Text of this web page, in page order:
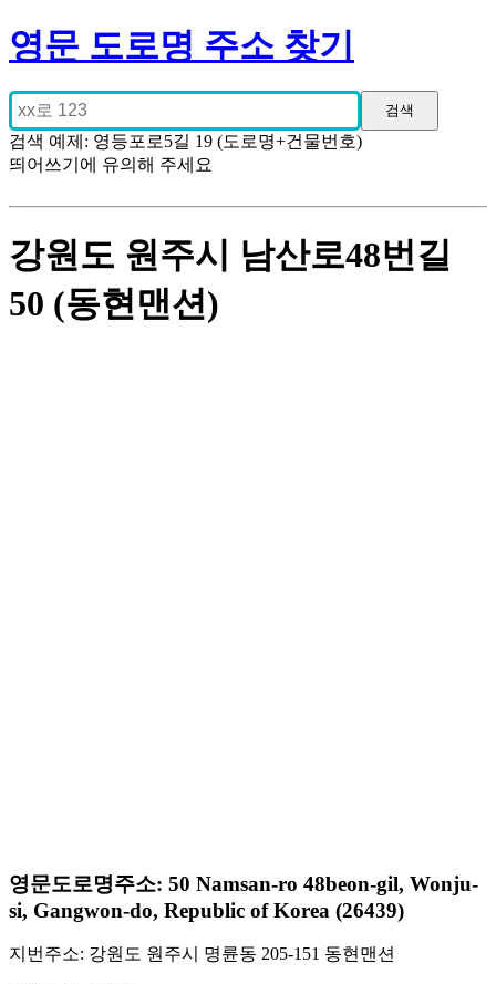
영문 도로명 주소 찾기
검색 예제: 영등포로5길 19 (도로명+건물번호)
띄어쓰기에 유의해 주세요
강원도 원주시 남산로48번길
50 (동현맨션)
영문도로명주소: 50 Namsan-ro 48beon-gil, Wonju-
si, Gangwon-do, Republic of Korea (26439)
지번주소: 강원도 원주시 명륜동 205-151 동현맨션